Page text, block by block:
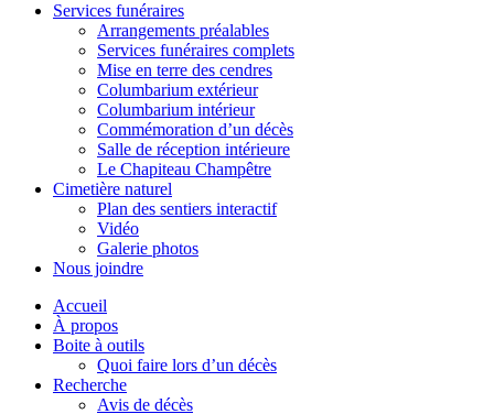
Services funéraires
Arrangements préalables
Services funéraires complets
Mise en terre des cendres
Columbarium extérieur
Columbarium intérieur
Commémoration d’un décès
Salle de réception intérieure
Le Chapiteau Champêtre
Cimetière naturel
Plan des sentiers interactif
Vidéo
Galerie photos
Nous joindre
Accueil
À propos
Boite à outils
Quoi faire lors d’un décès
Recherche
Avis de décès